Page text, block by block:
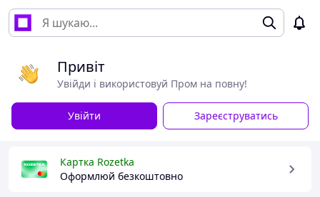
Привіт
Увійди і використовуй Пром на повну!
Увійти Зареєструватись
Картка Rozetka
Оформлюй безкоштовно